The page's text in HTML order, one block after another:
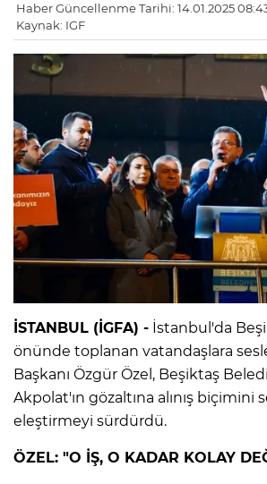
Haber Güncellenme Tarihi: 14.01.2025
Kaynak: IGF
İSTANBUL (İGFA) - İstanbul'da
önünde toplanan vatandaşlara
Başkanı Özgür Özel, Beşiktaş
Akpolat'ın gözaltına alınış biçimini
eleştirmeyi sürdürdü.
ÖZEL: "O İŞ, O KADAR KOLAY